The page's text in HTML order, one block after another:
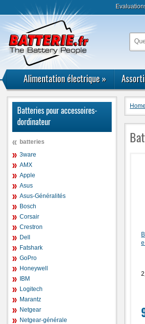
Alimentation électrique»
Batteries pour accessoires-
dordinateur
batteries
3ware
AMX
Apple
Asus
Asus-Généralités
Bosch
Corsair
Crestron
Dell
Fatshark
GoPro
Honeywell
IBM
Logitech
Marantz
Netgear
Netgear-générale
Home